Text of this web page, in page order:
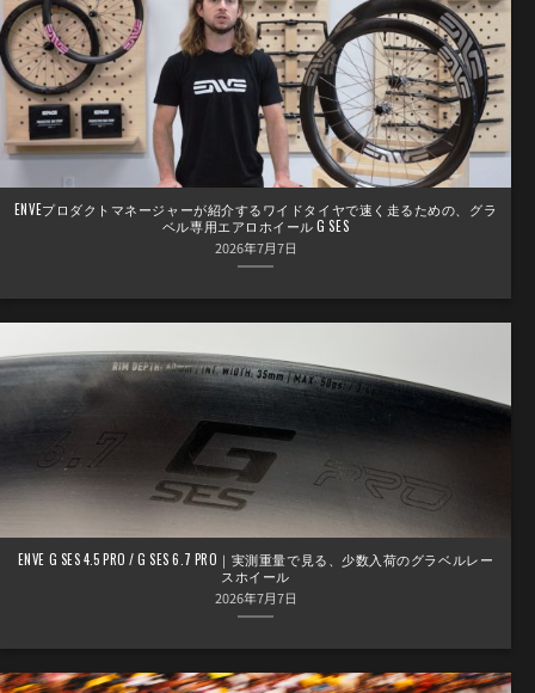
ENVEプロダクトマネージャーが紹介するワイドタイヤで速く走るための、グラ
ベル専用エアロホイール G SES
2026年7月7日
ENVE G SES 4.5 PRO / G SES 6.7 PRO｜実測重量で見る、少数入荷のグラベルレー
スホイール
2026年7月7日